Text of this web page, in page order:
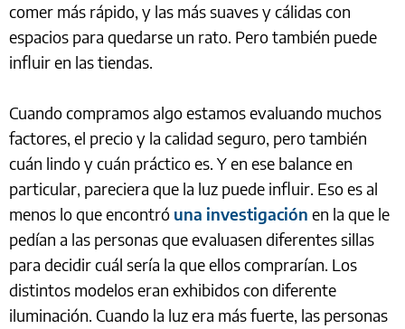
comer más rápido, y las más suaves y cálidas con
espacios para quedarse un rato. Pero también puede
influir en las tiendas.
Cuando compramos algo estamos evaluando muchos
factores, el precio y la calidad seguro, pero también
cuán lindo y cuán práctico es. Y en ese balance en
particular, pareciera que la luz puede influir. Eso es al
menos lo que encontró una investigación en la que le
pedían a las personas que evaluasen diferentes sillas
para decidir cuál sería la que ellos comprarían. Los
distintos modelos eran exhibidos con diferente
iluminación. Cuando la luz era más fuerte, las personas